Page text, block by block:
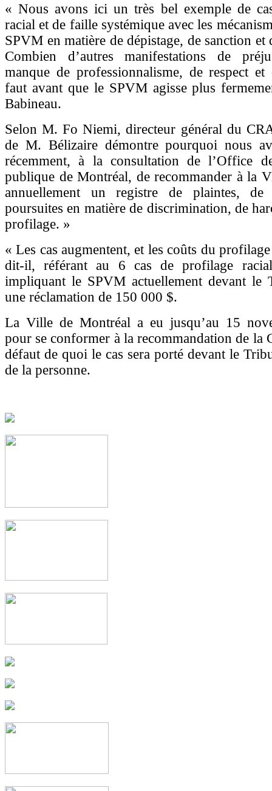
« Nous avons ici un très bel exemple de
racial et de faille systémique avec les
SPVM en matière de dépistage, de sanction et
Combien d’autres manifestations de
manque de professionnalisme, de respect et
faut avant que le SPVM agisse plus
Babineau.
Selon M. Fo Niemi, directeur général du
de M. Bélizaire démontre pourquoi nous
récemment, à la consultation de l’Office
publique de Montréal, de recommander à la
annuellement un registre de plaintes,
poursuites en matière de discrimination, de
profilage. »
« Les cas augmentent, et les coûts du
dit-il, référant au 6 cas de profilage
impliquant le SPVM actuellement devant le
une réclamation de 150 000 $.
La Ville de Montréal a eu jusqu’au 15
pour se conformer à la recommandation de la
défaut de quoi le cas sera porté devant le
de la personne.